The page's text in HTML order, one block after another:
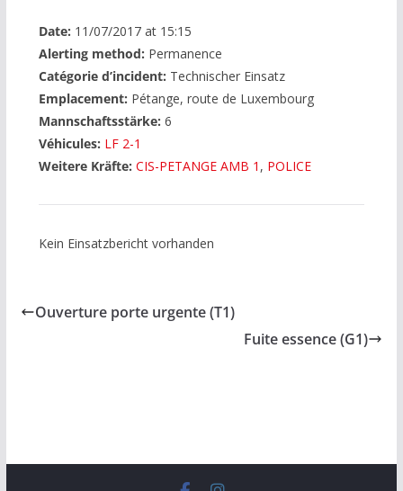
Date: 11/07/2017 at 15:15
Alerting method: Permanence
Catégorie d’incident: Technischer Einsatz
Emplacement: Pétange, route de Luxembourg
Mannschaftsstärke: 6
Véhicules: LF 2-1
Weitere Kräfte: CIS-PETANGE AMB 1 , POLICE
Kein Einsatzbericht vorhanden
Ouverture porte urgente (T1)
Fuite essence (G1)